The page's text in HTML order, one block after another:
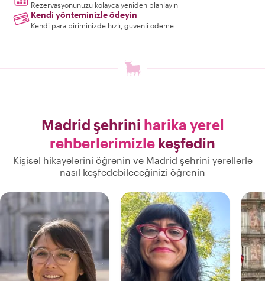
Rezervasyonunuzu kolayca yeniden planlayın
Kendi yönteminizle ödeyin
Kendi para biriminizde hızlı, güvenli ödeme
Madrid şehrini harika yerel
rehberlerimizle keşfedin
Kişisel hikayelerini öğrenin ve Madrid şehrini yerellerle
nasıl keşfedebileceğinizi öğrenin